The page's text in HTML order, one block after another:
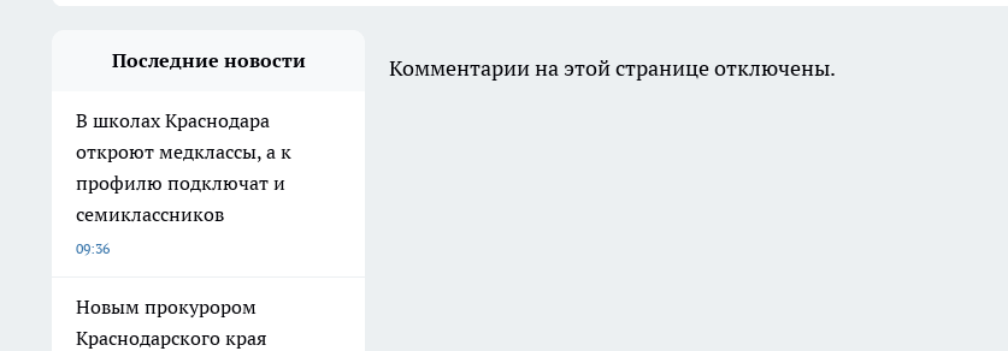
Последние новости
В школах Краснодара
откроют медклассы, а к
профилю подключат и
семиклассников
09:36
Новым прокурором
Краснодарского края
Комментарии на этой странице отключены.